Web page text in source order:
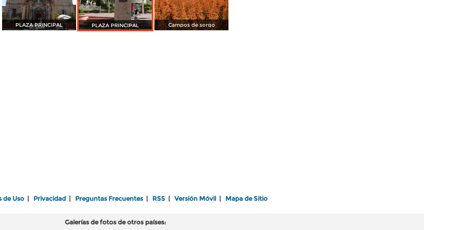
PLAZA PRINCIPAL PLAZA PRINCIPAL Campos de sorgo
de Uso Privacidad Preguntas Frecuentes RSS Versión Móvil Mapa de Sitio
Galerías de fotos de otros países: